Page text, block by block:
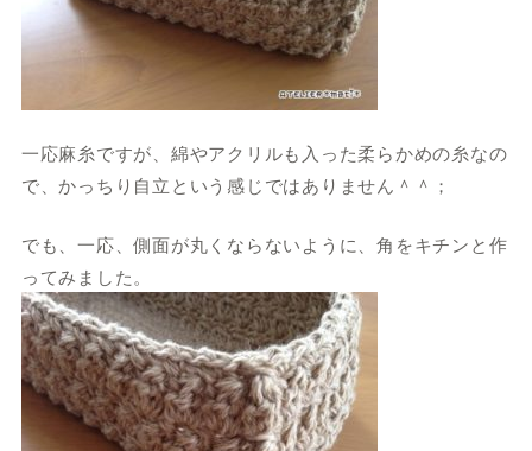
一応麻糸ですが、綿やアクリルも入った柔らかめの糸なの
で、かっちり自立という感じではありません＾＾；
でも、一応、側面が丸くならないように、角をキチンと作
ってみました。